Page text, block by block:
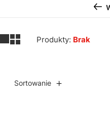
Produkty: Brak
Sortowanie